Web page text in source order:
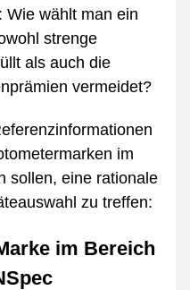
Wie wählt man ein
strenge
als auch die
vermeidet?
im
sollen, eine rationale
zu treffen:
im Bereich